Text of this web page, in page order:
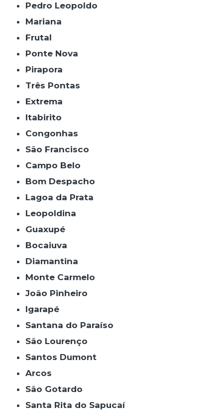
Pedro Leopoldo
Mariana
Frutal
Ponte Nova
Pirapora
Três Pontas
Extrema
Itabirito
Congonhas
São Francisco
Campo Belo
Bom Despacho
Lagoa da Prata
Leopoldina
Guaxupé
Bocaiuva
Diamantina
Monte Carmelo
João Pinheiro
Igarapé
Santana do Paraíso
São Lourenço
Santos Dumont
Arcos
São Gotardo
Santa Rita do Sapucaí